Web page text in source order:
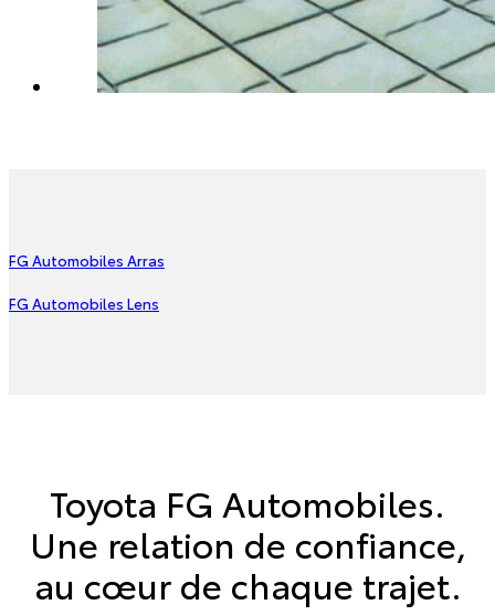
FG Automobiles Arras
FG Automobiles Lens
Toyota FG Automobiles.
Une relation de confiance,
au cœur de chaque trajet.